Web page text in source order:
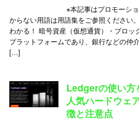
※本記事はプロモーシ
からない用語は用語集をご参照ください
わかる！ 暗号資産（仮想通貨）・ブロッ
プラットフォームであり、銀行などの仲
[…]
Ledgerの使い方
人気ハードウェ
徴と注意点